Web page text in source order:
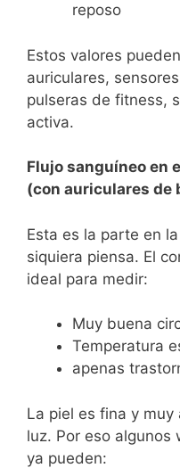
reposo
Estos valores
auriculares,
pulseras de fitness,
activa.
Flujo sanguíneo en
(con auriculares de
Esta es la parte en
siquiera piensa. El
ideal para medir:
Muy buena
Temperatura
apenas
La piel es fina y
luz. Por eso algunos
ya pueden: